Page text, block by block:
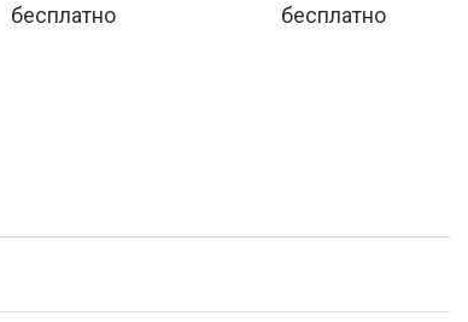
бесплатно бесплатно